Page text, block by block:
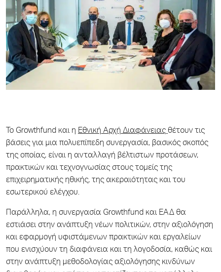
Το Growthfund και η Εθνική Αρχή Διαφάνειας θέτουν τις
βάσεις για μια πολυεπίπεδη συνεργασία, βασικός σκοπός
της οποίας, είναι η ανταλλαγή βέλτιστων προτάσεων,
πρακτικών και τεχνογνωσίας στους τομείς της
επιχειρηματικής ηθικής, της ακεραιότητας και του
εσωτερικού ελέγχου.
Παράλληλα, η συνεργασία Growthfund και ΕΑΔ θα
εστιάσει στην ανάπτυξη νέων πολιτικών, στην αξιολόγηση
και εφαρμογή υφιστάμενων πρακτικών και εργαλείων
που ενισχύουν τη διαφάνεια και τη λογοδοσία, καθώς και
στην ανάπτυξη μεθοδολογίας αξιολόγησης κινδύνων